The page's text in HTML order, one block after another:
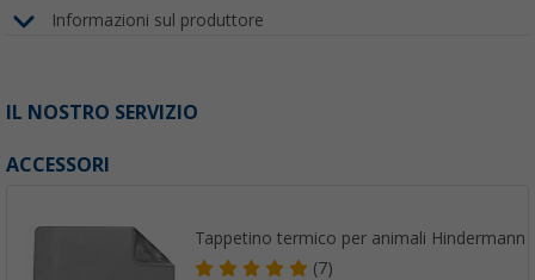
Informazioni sul produttore
IL NOSTRO SERVIZIO
ACCESSORI
Tappetino termico per animali Hindermann
(7)